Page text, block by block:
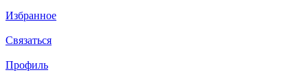
Избранное
Связаться
Профиль